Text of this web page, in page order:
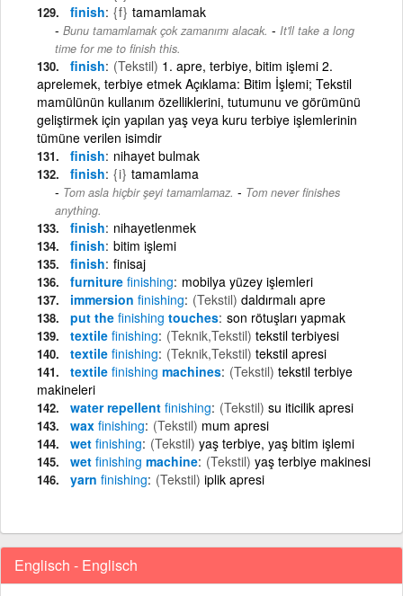
finish {f} tamamlamak
Bunu tamamlamak çok zamanımı alacak. - It'll take a long
time for me to finish this.
finish (Tekstil) 1. apre, terbiye, bitim işlemi 2.
aprelemek, terbiye etmek Açıklama: Bitim İşlemi; Tekstil
mamülünün kullanım özelliklerini, tutumunu ve görümünü
geliştirmek için yapılan yaş veya kuru terbiye işlemlerinin
tümüne verilen isimdir
finish nihayet bulmak
finish {i} tamamlama
Tom asla hiçbir şeyi tamamlamaz. - Tom never finishes
anything.
finish nihayetlenmek
finish bitim işlemi
finish finisaj
furniture finishing mobilya yüzey işlemleri
immersion finishing (Tekstil) daldırmalı apre
put the finishing touches son rötuşları yapmak
textile finishing (Teknik,Tekstil) tekstil terbiyesi
textile finishing (Teknik,Tekstil) tekstil apresi
textile finishing machines (Tekstil) tekstil terbiye
makineleri
water repellent finishing (Tekstil) su iticilik apresi
wax finishing (Tekstil) mum apresi
wet finishing (Tekstil) yaş terbiye, yaş bitim işlemi
wet finishing machine (Tekstil) yaş terbiye makinesi
yarn finishing (Tekstil) iplik apresi
Englisch - Englisch